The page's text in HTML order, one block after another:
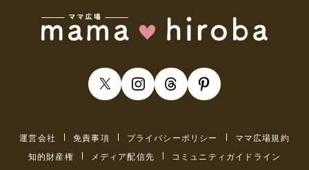
運営会社 免責事項 プライバシーポリシー
ママ広場規約
知的財産権
メディア配信先 コミュニティガイドライン